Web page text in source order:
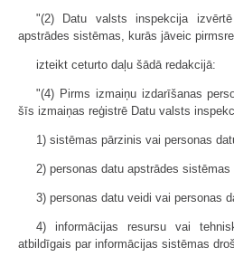
"(2) Datu valsts inspekcija
apstrādes sistēmas, kurās jāveic
izteikt ceturto daļu šādā redakcijā:
"(4) Pirms izmaiņu izdarīšanas
šīs izmaiņas reģistrē Datu valsts
1) sistēmas pārzinis vai personas
2) personas datu apstrādes
3) personas datu veidi vai personas
4) informācijas resursu vai
atbildīgais par informācijas sistēmas